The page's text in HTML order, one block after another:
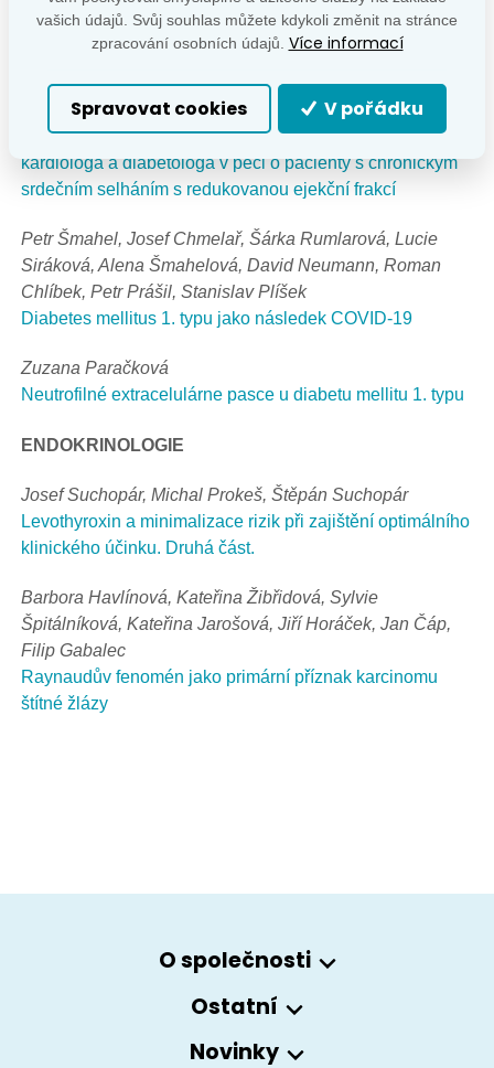
DIABETOLOGIE
Martin Haluzík, Markéta Kubíčková, Jiří Veselý, Aleš
Linhart,Martin Prázný, Jan Škrha, Miloš Táborský, Filip
Expertní konsenzus k praktickým aspektům spolupráce
kardiologa a diabetologa v péči o pacienty s chronickým
srdečním selháním s redukovanou ejekční frakcí
Petr Šmahel, Josef Chmelař, Šárka Rumlarová, Lucie
Siráková, Alena Šmahelová, David Neumann, Roman
Chlíbek, Petr Prášil, Stanislav Plíšek
Diabetes mellitus 1. typu jako následek COVID-19
Zuzana Paračková
Neutrofilné extracelulárne pasce u diabetu mellitu 1. typu
ENDOKRINOLOGIE
Josef Suchopár, Michal Prokeš, Štěpán Suchopár
Levothyroxin a minimalizace rizik při zajištění optimálního
klinického účinku. Druhá část.
Barbora Havlínová, Kateřina Žibřidová, Sylvie
Špitálníková, Kateřina Jarošová, Jiří Horáček, Jan Čáp,
Filip Gabalec
Raynaudův fenomén jako primární příznak karcinomu
štítné žlázy
O společnosti
Ostatní
Novinky
vašich údajů. Svůj souhlas můžete kdykoli změnit na stránce
zpracování osobních údajů. Více informací
Spravovat cookies V pořádku